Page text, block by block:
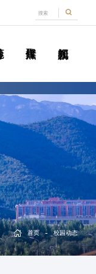
首页 - 校园动态